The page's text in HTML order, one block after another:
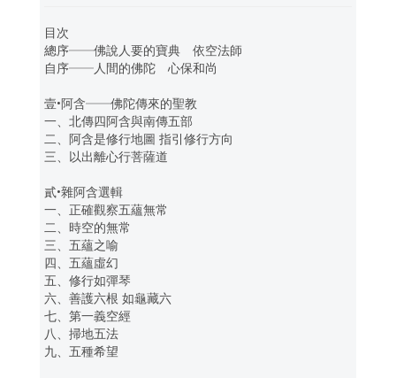
目次
總序──佛說人要的寶典 依空法師
自序──人間的佛陀 心保和尚
壹•阿含──佛陀傳來的聖教
一、北傳四阿含與南傳五部
二、阿含是修行地圖 指引修行方向
三、以出離心行菩薩道
貳•雜阿含選輯
一、正確觀察五蘊無常
二、時空的無常
三、五蘊之喻
四、五蘊虛幻
五、修行如彈琴
六、善護六根 如龜藏六
七、第一義空經
八、掃地五法
九、五種希望